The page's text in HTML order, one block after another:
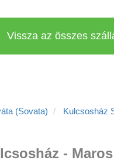
Vissza az összes
(Sovata)
Kulcsosház
-